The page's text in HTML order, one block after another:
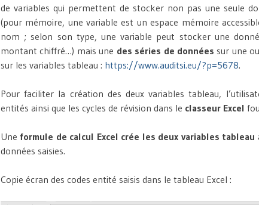
de variables qui permettent de stocker non pas une seule
(pour mémoire, une variable est un espace mémoire
nom ; selon son type, une variable peut stocker une
montant chiffré…) mais une des séries de données sur une
sur les variables tableau : https://www.auditsi.eu/?p=5678.
Pour faciliter la création des deux variables tableau,
entités ainsi que les cycles de révision dans le classeur Excel
Une formule de calcul Excel crée les deux variables tableau
données saisies.
Copie écran des codes entité saisis dans le tableau Excel :